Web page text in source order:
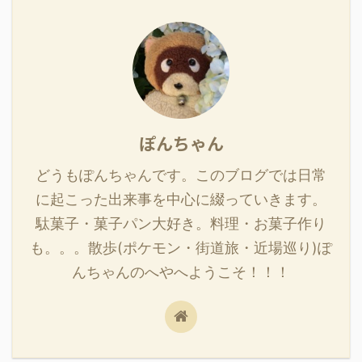
ぽんちゃん
どうもぽんちゃんです。このブログでは日常
に起こった出来事を中心に綴っていきます。
駄菓子・菓子パン大好き。料理・お菓子作り
も。。。散歩(ポケモン・街道旅・近場巡り)ぽ
んちゃんのへやへようこそ！！！